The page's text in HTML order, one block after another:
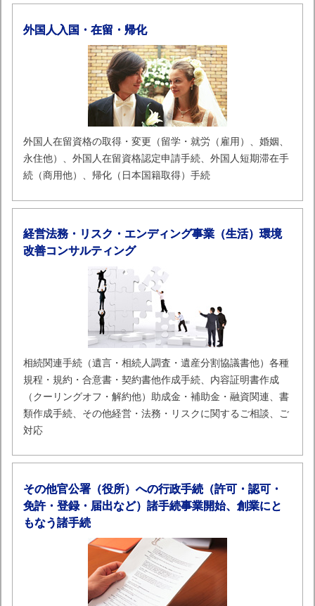
外国人入国・在留・帰化
外国人在留資格の取得・変更（留学・就労（雇用）、婚姻、
永住他）、外国人在留資格認定申請手続、外国人短期滞在手
続（商用他）、帰化（日本国籍取得）手続
経営法務・リスク・エンディング事業（生活）環境
改善コンサルティング
相続関連手続（遺言・相続人調査・遺産分割協議書他）各種
規程・規約・合意書・契約書他作成手続、内容証明書作成
（クーリングオフ・解約他）助成金・補助金・融資関連、書
類作成手続、その他経営・法務・リスクに関するご相談、ご
対応
その他官公署（役所）への行政手続（許可・認可・
免許・登録・届出など）諸手続事業開始、創業にと
もなう諸手続